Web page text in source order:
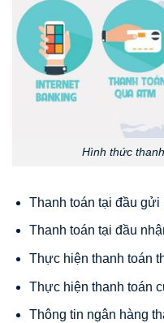
Hình thức
Thanh toán tại đầu gửi
Thanh toán tại đầu
Thực hiện thanh toán
Thực hiện thanh toán
Thông tin ngân hàng